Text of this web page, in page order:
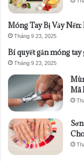
Móng Tay Bị Vảy
Tháng 9 23, 2025
Bí quyết gắn móng tay
Tháng 9 23, 2025
Mã